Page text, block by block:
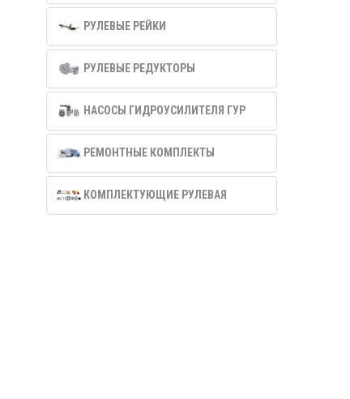
РУЛЕВЫЕ РЕЙКИ
РУЛЕВЫЕ РЕДУКТОРЫ
НАСОСЫ ГИДРОУСИЛИТЕЛЯ ГУР
РЕМОНТНЫЕ КОМПЛЕКТЫ
КОМПЛЕКТУЮЩИЕ РУЛЕВАЯ